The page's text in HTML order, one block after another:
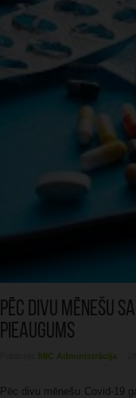
Pēc divu mēnešu
pieaugums
MIC Administrācija
Pēc divu mēnešu Covid-19